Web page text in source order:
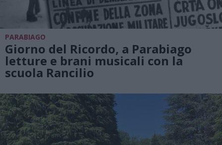
PARABIAGO
Giorno del Ricordo, a Parabiago
letture e brani musicali con la
scuola Rancilio